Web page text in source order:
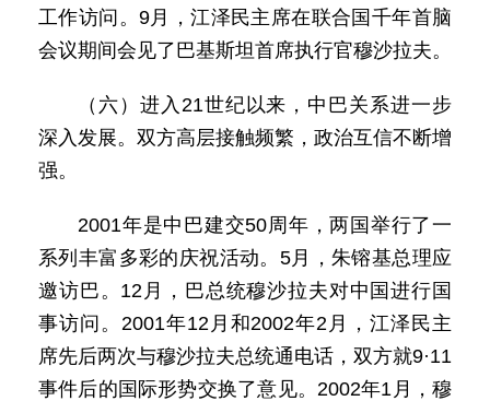
工作访问。9月，江泽民主席在联合国千年首脑
会议期间会见了巴基斯坦首席执行官穆沙拉夫。
（六）进入21世纪以来，中巴关系进一步
深入发展。双方高层接触频繁，政治互信不断增
强。
2001年是中巴建交50周年，两国举行了一
系列丰富多彩的庆祝活动。5月，朱镕基总理应
邀访巴。12月，巴总统穆沙拉夫对中国进行国
事访问。2001年12月和2002年2月，江泽民主
席先后两次与穆沙拉夫总统通电话，双方就9·11
事件后的国际形势交换了意见。2002年1月，穆